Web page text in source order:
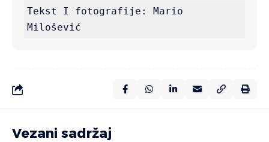
Tekst I fotografije: Mario
Milošević
Vezani sadržaj